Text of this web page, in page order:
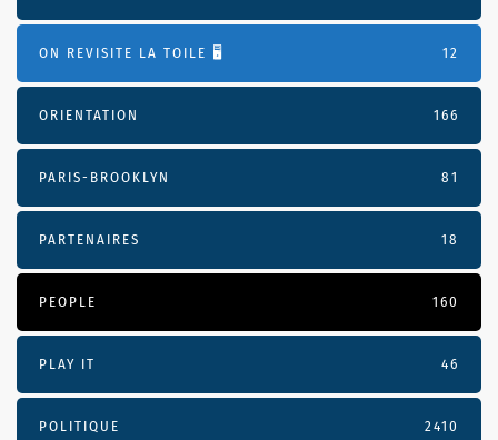
ON REVISITE LA TOILE 🖥️ 12
ORIENTATION 166
PARIS-BROOKLYN 81
PARTENAIRES 18
PEOPLE 160
PLAY IT 46
POLITIQUE 2410